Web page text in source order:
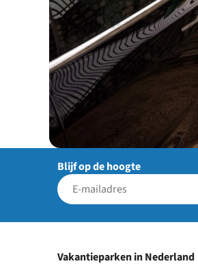
Blijf op de hoogte
Vakantieparken in Nederland